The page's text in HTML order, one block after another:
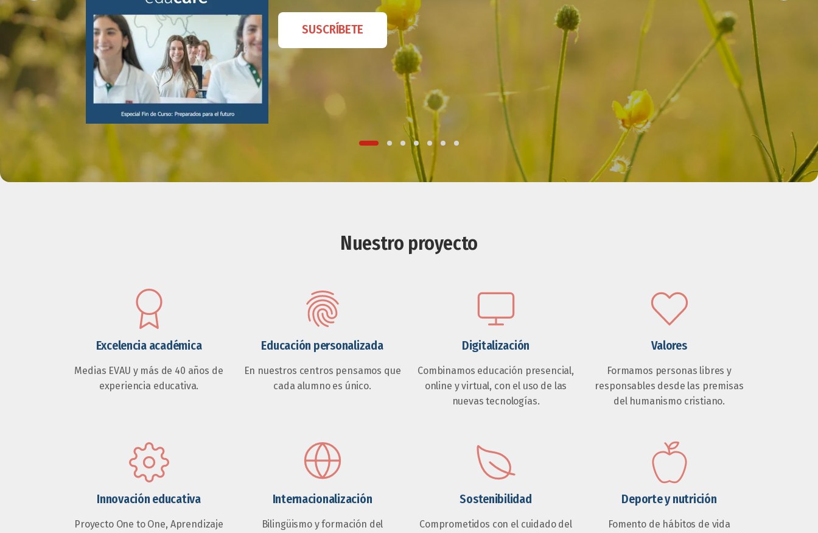
SUSCRÍBETE
Nuestro proyecto
Excelencia académica
Medias EVAU y más de 40 años de
experiencia educativa.
Educación personalizada
En nuestros centros pensamos que
cada alumno es único.
Digitalización
Combinamos educación presencial,
online y virtual, con el uso de las
nuevas tecnologías.
Valores
Formamos personas libres y
responsables desde las premisas
del humanismo cristiano.
Innovación educativa
Proyecto One to One, Aprendizaje
Internacionalización
Bilingüismo y formación del
Sostenibilidad
Comprometidos con el cuidado del
Deporte y nutrición
Fomento de hábitos de vida